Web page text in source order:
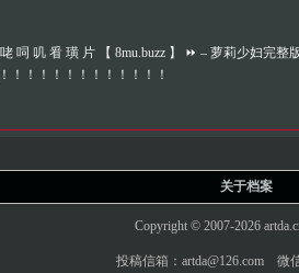
呞 叽 㸔 璜 片 【 8mu.buzz 】 ⏩ – 萝莉少妇完整
！！！！！！！！！！！！
关于档案
Copyright © 2007-2026
投稿信箱：artda@126.com 微